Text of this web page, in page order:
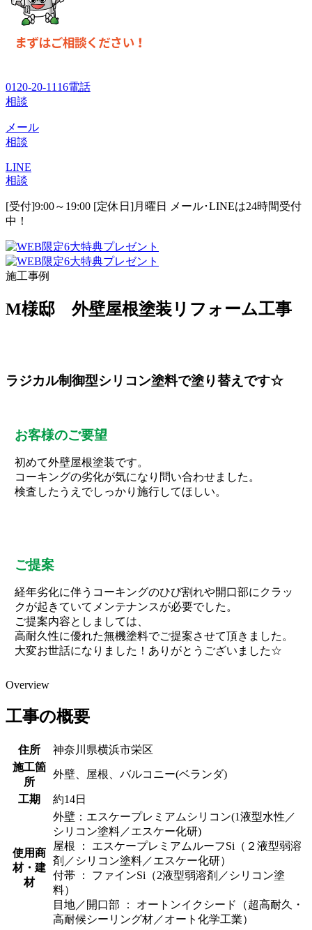
0120-20-1116電話
相談
メール
相談
LINE
相談
[受付]9:00～19:00 [定休日]月曜日
メール･LINEは24時間受付
中！
施工事例
M様邸 外壁屋根塗装リフォーム工事
ラジカル制御型シリコン塗料で塗り替えです☆
お客様のご要望
初めて外壁屋根塗装です。
コーキングの劣化が気になり問い合わせました。
検査したうえでしっかり施行してほしい。
ご提案
経年劣化に伴うコーキングのひび割れや開口部にクラッ
クが起きていてメンテナンスが必要でした。
ご提案内容としましては、
高耐久性に優れた無機塗料でご提案させて頂きました。
大変お世話になりました！ありがとうございました☆
Overview
工事の概要
住所
神奈川県横浜市栄区
施工箇
所
外壁、屋根、バルコニー(ベランダ)
工期 約14日
使用商
材・建
材
外壁：エスケープレミアムシリコン(1液型水性／
シリコン塗料／エスケー化研)
屋根 ： エスケープレミアムルーフSi（２液型弱溶
剤／シリコン塗料／エスケー化研）
付帯 ： ファインSi（2液型弱溶剤／シリコン塗
料）
目地／開口部 ： オートンイクシード（超高耐久・
高耐候シーリング材／オート化学工業）